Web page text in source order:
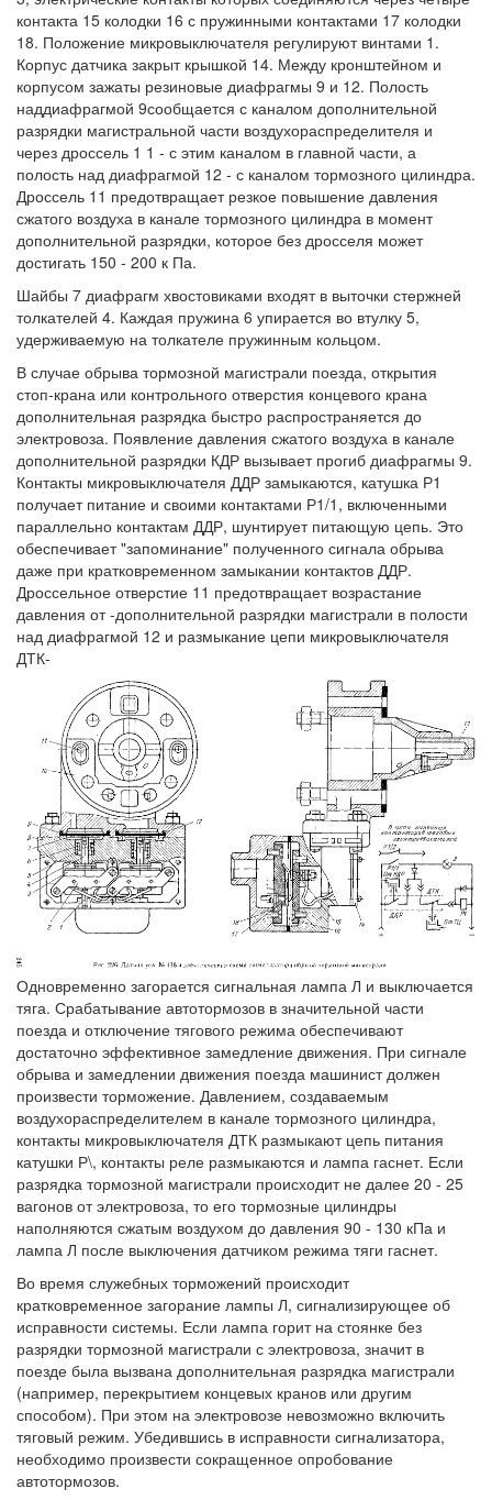
контакта 15 колодки 16 с пружинными контактами 17 колодки
18. Положение микровыключателя регулируют винтами 1.
Корпус датчика закрыт крышкой 14. Между кронштейном и
корпусом зажаты резиновые диафрагмы 9 и 12. Полость
наддиафрагмой 9сообщается с каналом дополнительной
разрядки магистральной части воздухораспределителя и
через дроссель 1 1 - с этим каналом в главной части, а
полость над диафрагмой 12 - с каналом тормозного цилиндра.
Дроссель 11 предотвращает резкое повышение давления
сжатого воздуха в канале тормозного цилиндра в момент
дополнительной разрядки, которое без дросселя может
достигать 150 - 200 к Па.
Шайбы 7 диафрагм хвостовиками входят в выточки стержней
толкателей 4. Каждая пружина 6 упирается во втулку 5,
удерживаемую на толкателе пружинным кольцом.
В случае обрыва тормозной магистрали поезда, открытия
стоп-крана или контрольного отверстия концевого крана
дополнительная разрядка быстро распространяется до
электровоза. Появление давления сжатого воздуха в канале
дополнительной разрядки КДР вызывает прогиб диафрагмы 9.
Контакты микровыключателя ДДР замыкаются, катушка Р1
получает питание и своими контактами Р1/1, включенными
параллельно контактам ДДР, шунтирует питающую цепь. Это
обеспечивает "запоминание" полученного сигнала обрыва
даже при кратковременном замыкании контактов ДДР.
Дроссельное отверстие 11 предотвращает возрастание
давления от -дополнительной разрядки магистрали в полости
над диафрагмой 12 и размыкание цепи микровыключателя
ДТК-
Одновременно загорается сигнальная лампа Л и выключается
тяга. Срабатывание автотормозов в значительной части
поезда и отключение тягового режима обеспечивают
достаточно эффективное замедление движения. При сигнале
обрыва и замедлении движения поезда машинист должен
произвести торможение. Давлением, создаваемым
воздухораспределителем в канале тормозного цилиндра,
контакты микровыключателя ДТК размыкают цепь питания
катушки Р\, контакты реле размыкаются и лампа гаснет. Если
разрядка тормозной магистрали происходит не далее 20 - 25
вагонов от электровоза, то его тормозные цилиндры
наполняются сжатым воздухом до давления 90 - 130 кПа и
лампа Л после выключения датчиком режима тяги гаснет.
Во время служебных торможений происходит
кратковременное загорание лампы Л, сигнализирующее об
исправности системы. Если лампа горит на стоянке без
разрядки тормозной магистрали с электровоза, значит в
поезде была вызвана дополнительная разрядка магистрали
(например, перекрытием концевых кранов или другим
способом). При этом на электровозе невозможно включить
тяговый режим. Убедившись в исправности сигнализатора,
необходимо произвести сокращенное опробование
автотормозов.